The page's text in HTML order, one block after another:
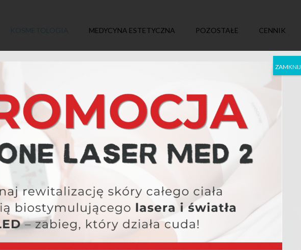
MEDYCYNA ESTETYCZNA POZOSTAŁE CENNIK
OKOLICE OCZU
wyjątkowo cienka i delikatna, przez co szybko ujawnia oznaki starzenia,
Zabiegi dedykowane tej okolicy redukują cienie, obrzęki i drobne zmarszczki,
przywracając spojrzeniu świeżość i blask.
ZAMKNIJ